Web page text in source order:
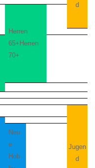
d
Herren
65+Herren
70+
Jugen
d
Neu
e
Hob